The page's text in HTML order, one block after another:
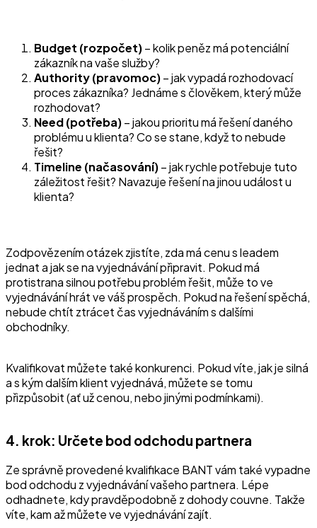
Budget (rozpočet)– kolik peněz má potenciální
zákazník na vaše služby?
Authority (pravomoc)– jak vypadá rozhodovací
proces zákazníka? Jednáme s člověkem, který může
rozhodovat?
Need (potřeba)– jakou prioritu má řešení daného
problému u klienta? Co se stane, když to nebude
řešit?
Timeline (načasování)– jak rychle potřebuje tuto
záležitost řešit? Navazuje řešení na jinou událost u
klienta?
Zodpovězením otázek zjistíte, zda má cenu s leadem
jednat a jak se na vyjednávání připravit. Pokud má
protistrana silnou potřebu problém řešit, může to ve
vyjednávání hrát ve váš prospěch. Pokud na řešení spěchá,
nebude chtít ztrácet čas vyjednáváním s dalšími
obchodníky.
Kvalifikovat můžete také konkurenci. Pokud víte, jak je silná
a s kým dalším klient vyjednává, můžete se tomu
přizpůsobit (ať už cenou, nebo jinými podmínkami).
4. krok: Určete bod odchodu partnera
Ze správně provedené kvalifikace BANT vám také vypadne
bod odchodu z vyjednávání vašeho partnera. Lépe
odhadnete, kdy pravděpodobně z dohody couvne. Takže
víte, kam až můžete ve vyjednávání zajít.